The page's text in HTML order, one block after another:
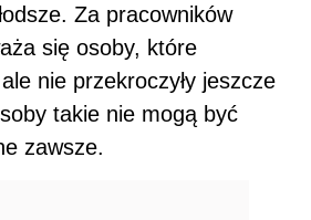
Za pracowników
się osoby, które
nie przekroczyły jeszcze
takie nie mogą być
zawsze.